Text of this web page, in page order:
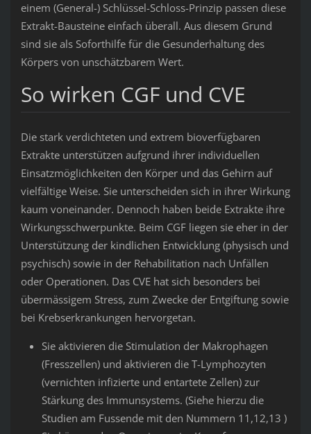
einem (General-) Schlüssel-Schloss-Prinzip passen diese
Extrakt-Bausteine einfach überall. Aus diesem Grund
sind sie als Soforthilfe für die Gesunderhaltung des
Körpers von unschätzbarem Wert.
So wirken CGF und CVE
Die stark verdichteten und extrem bioverfügbaren
Extrakte unterstützen aufgrund ihrer individuellen
Einsatzmöglichkeiten den Körper und das Gehirn auf
vielfältige Weise. Sie unterscheiden sich in ihrer Wirkung
kaum voneinander. Dennoch haben beide Extrakte ihre
Wirkungsschwerpunkte. Beim CGF liegen sie eher in der
Unterstützung der kindlichen Entwicklung (physisch und
psychisch) sowie in der Rehabilitation nach Unfällen
oder Operationen. Das CVE hat sich besonders bei
übermässigem Stress, zum Zwecke der Entgiftung sowie
bei Krebserkrankungen hervorgetan.
Sie aktivieren die Stimulation der Makrophagen
(Fresszellen) und aktivieren die T-Lymphozyten
(vernichten infizierte und entartete Zellen) zur
Stärkung des Immunsystems. (Siehe hierzu die
Studien am Fussende mit den Nummern 11,12,13 )